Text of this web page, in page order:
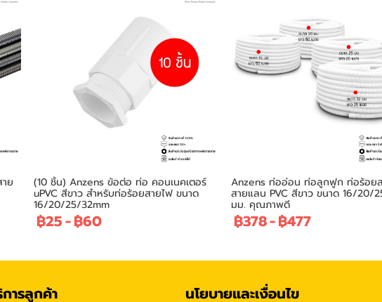
ย (10 ชิ้น) Anzens ข้อต่อ ท่อ คอนเนคเตอร์
uPVC สีขาว สำหรับท่อร้อยสายไฟ ขนาด
16/20/25/32mm
฿25-฿60
Anzens ท่ออ่อน ท่อลูกฟูก ท่อร้อย
สายแลน PVC สีขาว ขนาด 16/20/
มม. คุณภาพดี
฿378-฿477
ารลูกค้า นโยบายและเงื่อนไข